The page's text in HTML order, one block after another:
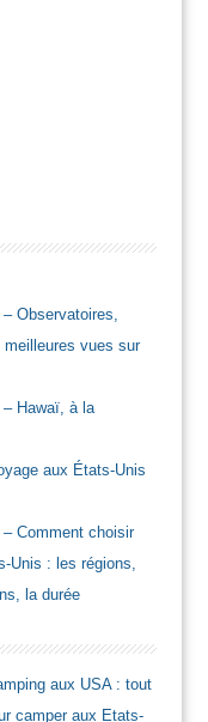
Observatoires,
vues sur
Hawaï, à la
aux États-Unis
Comment choisir
Unis : les régions,
la durée
aux USA : tout
camper aux Etats-